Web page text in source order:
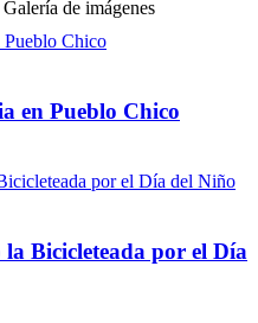
en Pueblo Chico
la Bicicleteada por el Día